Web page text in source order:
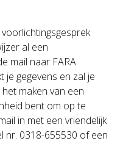
al een
mail naar FARA
je gegevens en zal je
maken van een
bent om op te
in met een vriendelijk
nr. 0318-655530 of een